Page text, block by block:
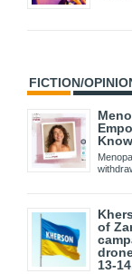
FICTION/
of
13-